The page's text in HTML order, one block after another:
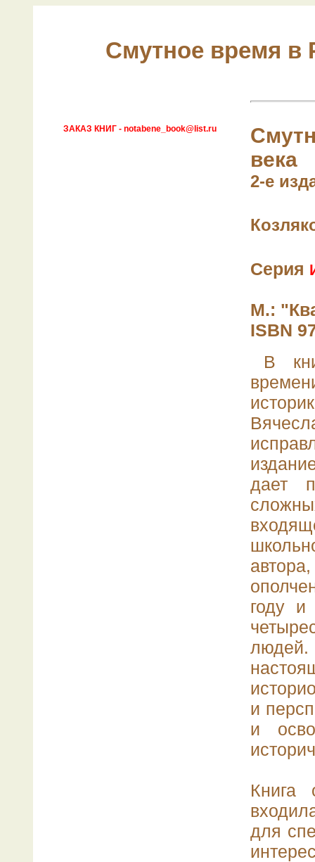
Смутное время в
ЗАКАЗ КНИГ - notabene_book@list.ru
века
2-е
Серия
М.:
ISBN
В
дает
году и
и
и
Книга
для